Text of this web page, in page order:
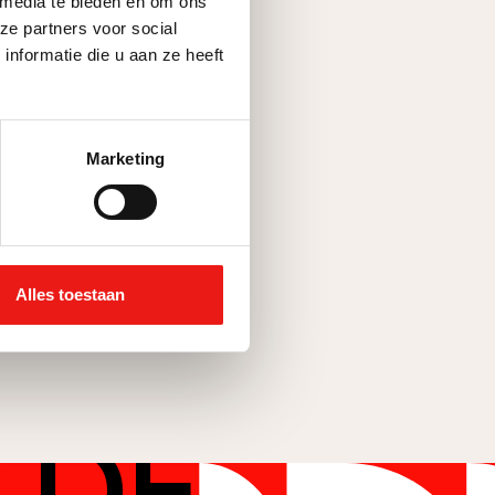
partners voor social
die u aan ze heeft
Marketing
Alles toestaan